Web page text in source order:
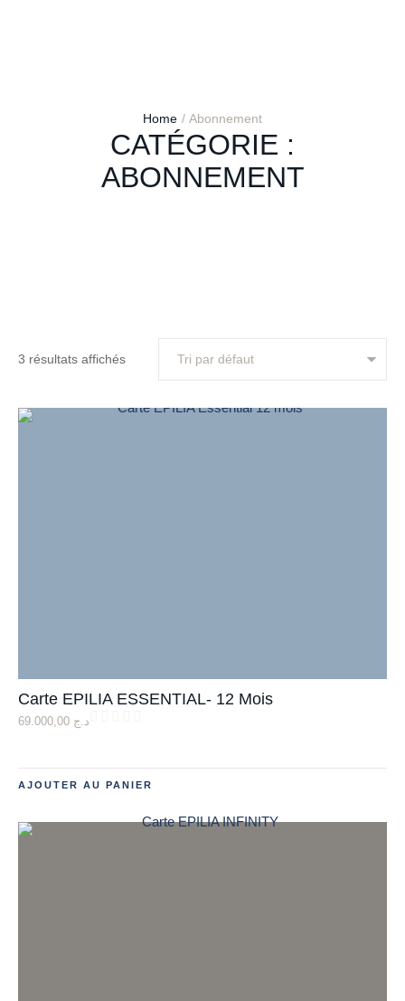
Home / Abonnement
CATÉGORIE :
ABONNEMENT
3 résultats affichés
Carte EPILIA ESSENTIAL- 12 Mois
د.ج
AJOUTER AU PANIER